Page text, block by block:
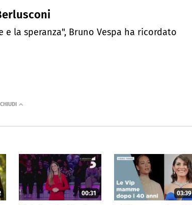
la speranza", Bruno Vespa ha ricordato
00:31 03:39